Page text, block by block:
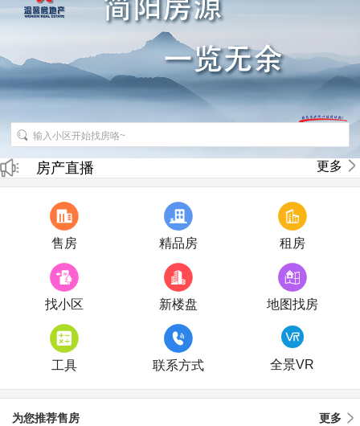
招聘房产销售经纪人
房产直播 更多
售房 精品房 租房
找小区 新楼盘 地图找房
工具 联系方式 全景VR
为您推荐售房 更多